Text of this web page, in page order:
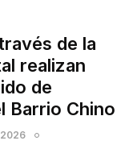
de la
realizan
de
Barrio Chino